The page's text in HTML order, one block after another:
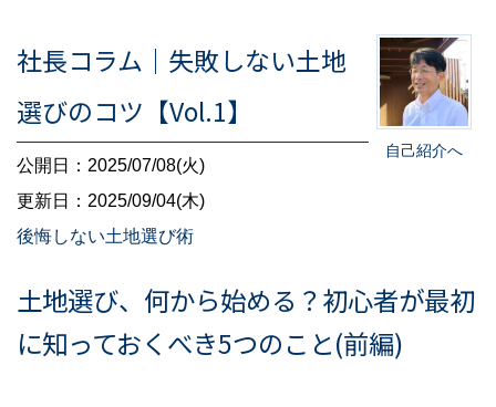
自己紹介へ
社長コラム｜失敗しない土地
選びのコツ【Vol.1】
公開日：2025/07/08(火)
更新日：2025/09/04(木)
後悔しない土地選び術
土地選び、何から始める？初心者が最初
に知っておくべき5つのこと(前編)